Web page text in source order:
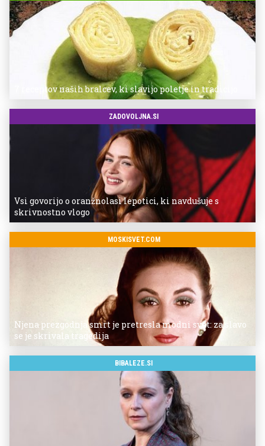
7 receptov naših bralcev, ki slavijo poletje in tradicijo
ZADOVOLJNA.SI
Vsi govorijo o oranžnolasi lepotici, ki navdušuje s
skrivnostno vlogo
MOSKISVET.COM
Njena prezgodnja smrt je pretresla modni svet: za slavo
se je skrivala tragedija
BIBALEZE.SI